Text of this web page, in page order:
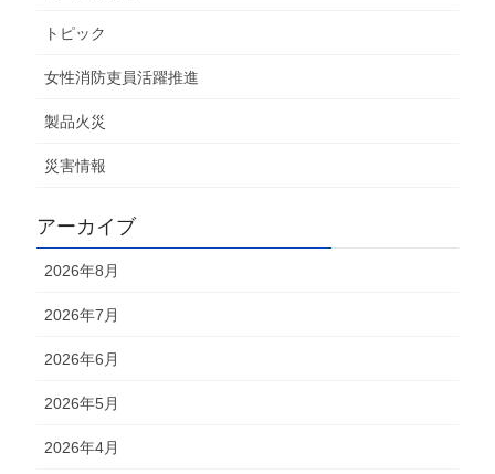
トピック
女性消防吏員活躍推進
製品火災
災害情報
アーカイブ
2026年8月
2026年7月
2026年6月
2026年5月
2026年4月